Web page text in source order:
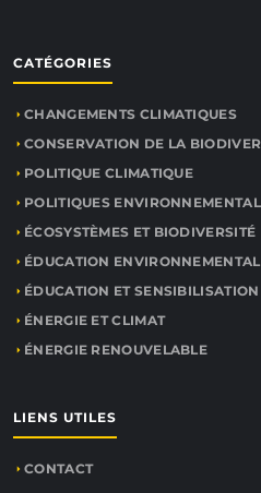
CATÉGORIES
CHANGEMENTS CLIMATIQUES
CONSERVATION DE LA
POLITIQUE CLIMATIQUE
POLITIQUES
ÉCOSYSTÈMES ET BIODIVERSITÉ
ÉDUCATION
ÉDUCATION ET SENSIBILISATION
ÉNERGIE ET CLIMAT
ÉNERGIE RENOUVELABLE
LIENS UTILES
CONTACT